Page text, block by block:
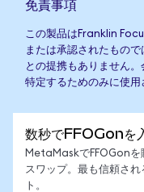
免責事項
この製品はFranklin
または承認されたもの
との提携もありません
特定するためのみに使用
数秒でFFOGonを
MetaMaskでFFOGonを
スワップ。最も信頼され
ト。